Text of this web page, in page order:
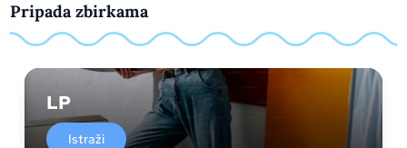
Pripada zbirkama
LP
Istraži